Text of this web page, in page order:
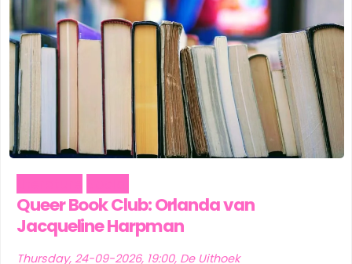
Queer Book Club: Orlanda van
Jacqueline Harpman
Thursday, 24-09-2026, 19:00, De Uithoek